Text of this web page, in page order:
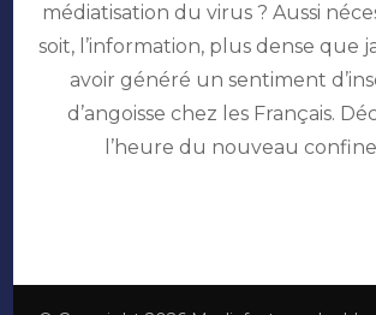
médiatisation du virus ? Aussi
soit, l’information, plus dense que
avoir généré un sentiment
d’angoisse chez les Français.
l’heure du nouveau